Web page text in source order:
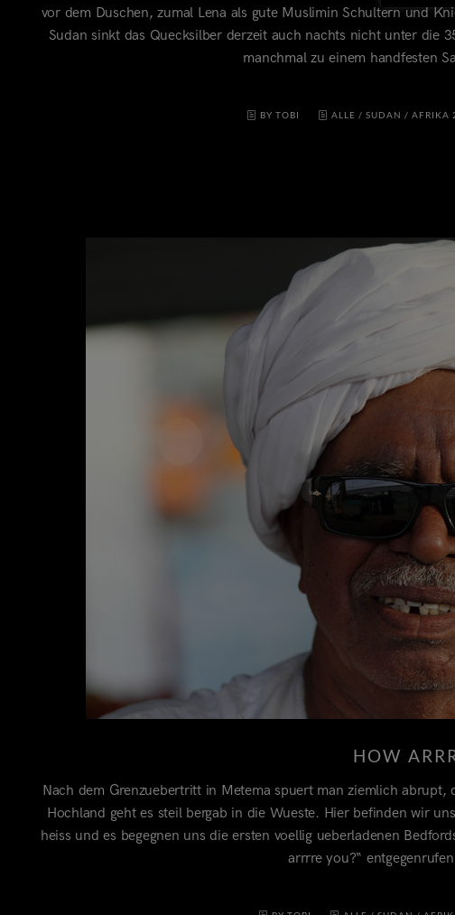
vor dem Duschen, zumal Lena als gute Muslimin Schultern und
Sudan sinkt das Quecksilber derzeit auch nachts nicht unter die
manchmal zu einem handfesten
BY TOBI ALLE /SUDAN /AFRIKA
HOW
Nach dem Grenzuebertritt in Metema spuert man ziemlich
Hochland geht es steil bergab in die Wueste. Hier befinden wir
heiss und es begegnen uns die ersten voellig ueberladenen
arrrre you?“